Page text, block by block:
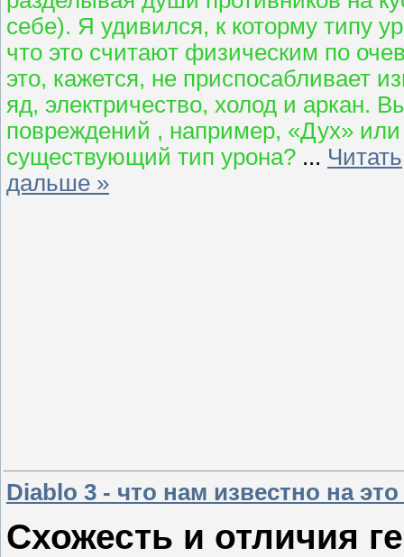
себе). Я удивился, к которму типу
что это считают физическим по
это, кажется, не приспосабливает
яд, электричество, холод и аркан.
повреждений , например, «Дух» или
существующий тип урона? ... Читать
дальше »
Diablo 3 - что нам известно на
Схожесть и отличия